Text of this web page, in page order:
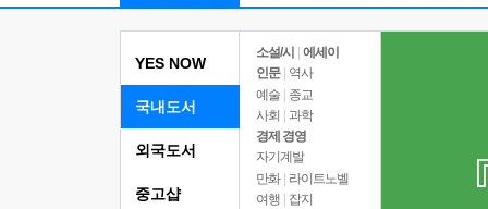
YES NOW
국내도서
소설/시
에세이
인문
역사
예술 | 종교
사회 | 과학
경제 경영
자기계발
만화 | 라이트노벨
여행
잡지
외국도서
중고샵